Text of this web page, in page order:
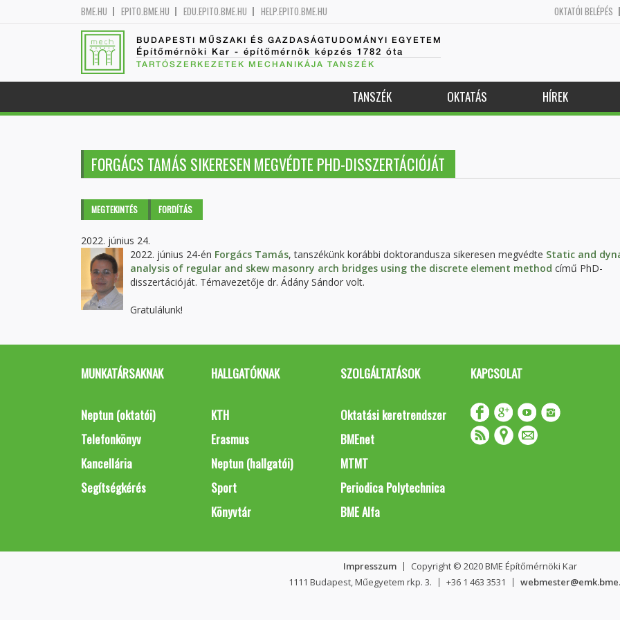
BME.HU EPITO.BME.HU EDU.EPITO.BME.HU HELP.EPITO.BME.HU OKTATÓI BELÉPÉS
BUDAPESTI MŰSZAKI ÉS GAZDASÁGTUDOMÁNYI EGYETEM
Építőmérnöki Kar - építőmérnök képzés 1782 óta
TARTÓSZERKEZETEK MECHANIKÁJA TANSZÉK
TANSZÉK OKTATÁS HÍREK
FORGÁCS TAMÁS SIKERESEN MEGVÉDTE PHD-DISSZERTÁCIÓJÁT
Elsődleges fülek
MEGTEKINTÉS (AKTÍVFORDÍTÁS
2022. június 24.
2022. június 24-én Forgács Tamás, tanszékünk korábbi doktorandusza sikeresen megvédte Static and
analysis of regular and skew masonry arch bridges using the discrete element method című PhD-
disszertációját. Témavezetője dr. Ádány Sándor volt.
Gratulálunk!
MUNKATÁRSAKNAK
Neptun (oktatói)
Telefonkönyv
Kancellária
Segítségkérés
HALLGATÓKNAK
KTH
Erasmus
Neptun (hallgatói)
Sport
Könyvtár
SZOLGÁLTATÁSOK
Oktatási keretrendszer
BMEnet
MTMT
Periodica Polytechnica
BME Alfa
KAPCSOLAT
Impresszum
Copyright © 2020 BME Építőmérnöki Kar
1111 Budapest, Műegyetem rkp. 3.
+36 1 463 3531